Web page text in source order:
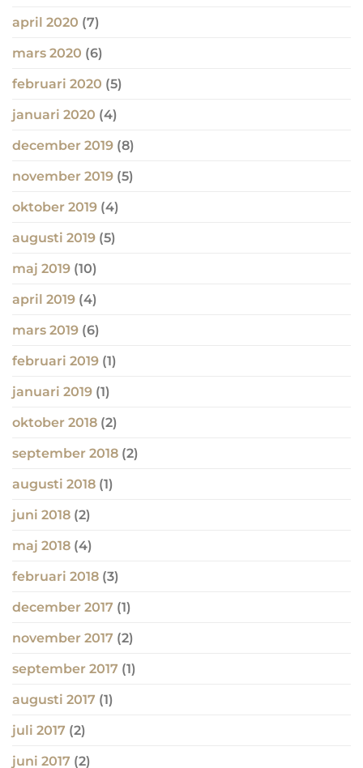
april 2020 (7)
mars 2020 (6)
februari 2020 (5)
januari 2020 (4)
december 2019 (8)
november 2019 (5)
oktober 2019 (4)
augusti 2019 (5)
maj 2019 (10)
april 2019 (4)
mars 2019 (6)
februari 2019 (1)
januari 2019 (1)
oktober 2018 (2)
september 2018 (2)
augusti 2018 (1)
juni 2018 (2)
maj 2018 (4)
februari 2018 (3)
december 2017 (1)
november 2017 (2)
september 2017 (1)
augusti 2017 (1)
juli 2017 (2)
juni 2017 (2)